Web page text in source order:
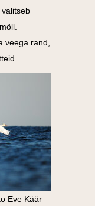
veega rand,
Eve Käär